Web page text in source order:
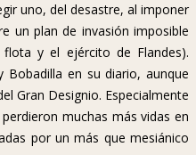
uno, del desastre, al imponer
un plan de invasión imposible
y el ejército de Flandes).
Bobadilla en su diario, aunque
Gran Designio. Especialmente
muchas más vidas en
por un más que mesiánico